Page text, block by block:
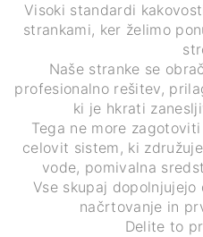
Visoki standardi
strankami, ker želimo
Naše stranke se
profesionalno rešitev,
ki je hkrati
Tega ne more
celovit sistem, ki
vode, pomivalna
Vse skupaj
načrtovanje in
Delite to